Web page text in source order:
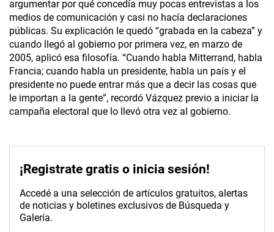
argumentar por qué concedía muy pocas entrevistas a los
medios de comunicación y casi no hacía declaraciones
públicas. Su explicación le quedó “grabada en la cabeza” y
cuando llegó al gobierno por primera vez, en marzo de
2005, aplicó esa filosofía. “Cuando habla Mitterrand, habla
Francia; cuando habla un presidente, habla un país y el
presidente no puede entrar más que a decir las cosas que
le importan a la gente”, recordó Vázquez previo a iniciar la
campaña electoral que lo llevó otra vez al gobierno.
¡Registrate gratis o inicia sesión!
Accedé a una selección de artículos gratuitos, alertas
de noticias y boletines exclusivos de Búsqueda y
Galería.